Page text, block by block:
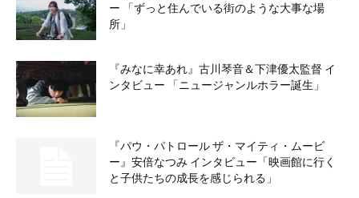
ー 「ずっと住んでいる街のような大事な場
所」
『みなに幸あれ』古川琴音＆下津優太監督 イ
ンタビュー 「ニュージャンルホラー誕生」
『パウ・パトロール ザ・マイティ・ムービ
ー』安倍なつみ インタビュー「映画館に行く
と子供たちの成長を感じられる」